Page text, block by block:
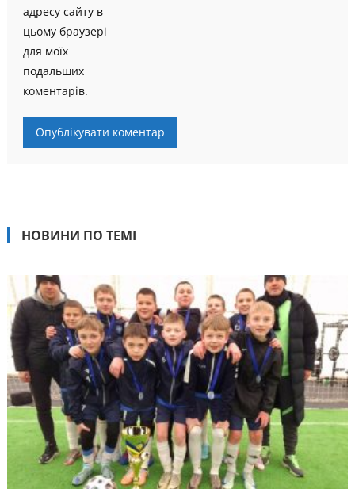
адресу сайту в
цьому браузері
для моїх
подальших
коментарів.
НОВИНИ ПО ТЕМІ